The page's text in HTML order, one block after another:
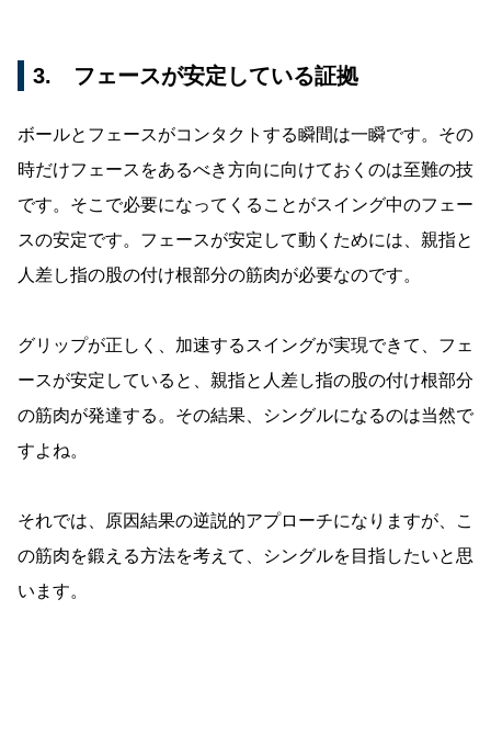
3. フェースが安定している証拠
ボールとフェースがコンタクトする瞬間は一瞬です。その
時だけフェースをあるべき方向に向けておくのは至難の技
です。そこで必要になってくることがスイング中のフェー
スの安定です。フェースが安定して動くためには、親指と
人差し指の股の付け根部分の筋肉が必要なのです。
グリップが正しく、加速するスイングが実現できて、フェ
ースが安定していると、親指と人差し指の股の付け根部分
の筋肉が発達する。その結果、シングルになるのは当然で
すよね。
それでは、原因結果の逆説的アプローチになりますが、こ
の筋肉を鍛える方法を考えて、シングルを目指したいと思
います。